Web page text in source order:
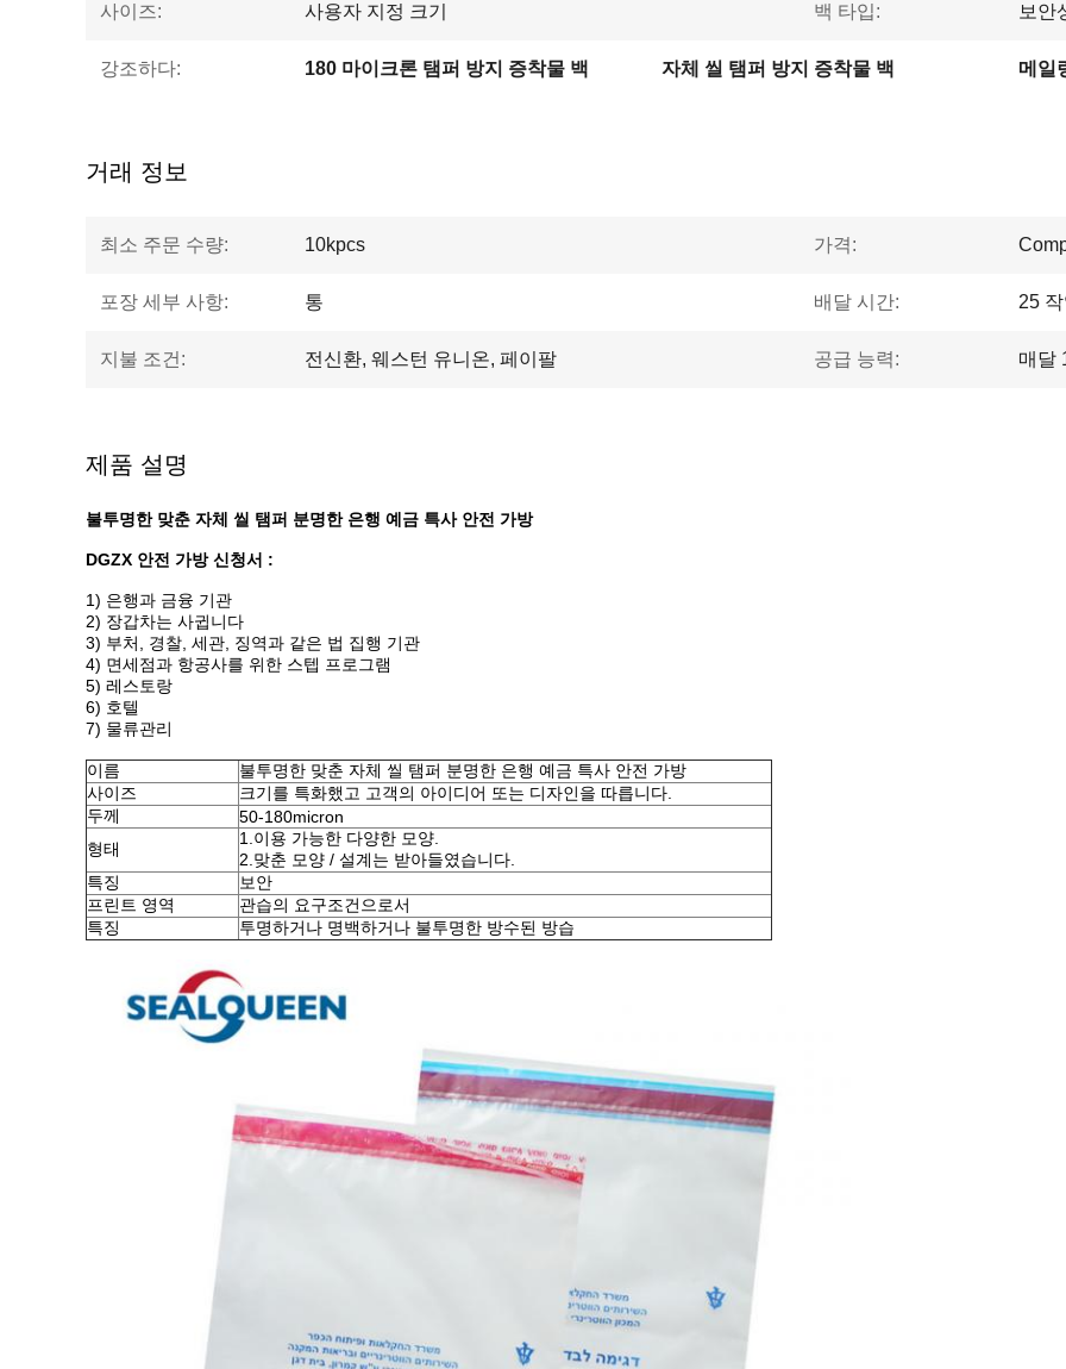
사이즈: 사용자 지정 크기 백 타입: 보안
강조하다: 180 마이크론 탬퍼 방지 증착물 백 자체 씰 탬퍼 방지 증착물 백 메일
거래 정보
최소 주문 수량: 10kpcs 가격:
포장 세부 사항: 통 배달 시간: 25
지불 조건: 전신환, 웨스턴 유니온, 페이팔 공급 능력: 매달
제품 설명
불투명한 맞춘 자체 씰 탬퍼 분명한 은행 예금 특사 안전 가방
DGZX 안전 가방 신청서 :
1) 은행과 금융 기관
2) 장갑차는 사귑니다
3) 부처, 경찰, 세관, 징역과 같은 법 집행 기관
4) 면세점과 항공사를 위한 스텝 프로그램
5) 레스토랑
6) 호텔
7) 물류관리
이름
불투명한 맞춘 자체 씰 탬퍼 분명한 은행 예금 특사 안전 가방
사이즈
크기를 특화했고 고객의 아이디어 또는 디자인을 따릅니다.
두께
50-180micron
형태
1.이용 가능한 다양한 모양.
2.맞춘 모양 / 설계는 받아들였습니다.
특징
보안
프린트 영역
관습의 요구조건으로서
특징
투명하거나 명백하거나 불투명한 방수된 방습